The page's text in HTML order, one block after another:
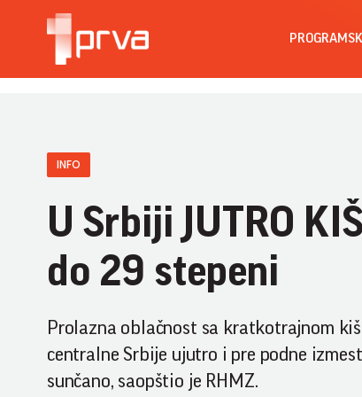
INFO
U Srbiji JUTRO
do 29 stepeni
Prolazna oblačnost sa kratkotrajnom
centralne Srbije ujutro i pre podne
sunčano, saopštio je RHMZ.